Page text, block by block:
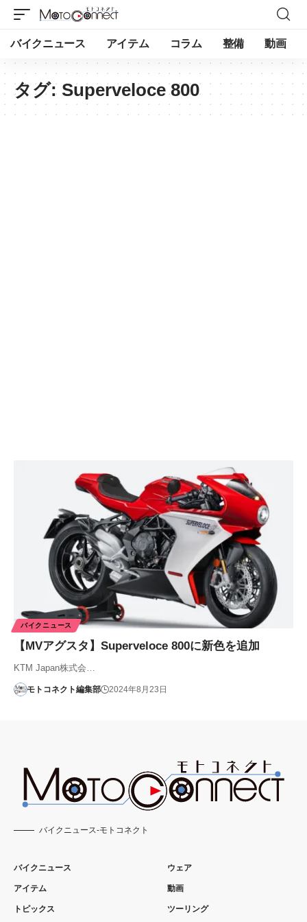
バイクニュース アイテム コラム 整備 動画
タグ: Superveloce 800
バイクニュース
【MVアグスタ】Superveloce 800に新色を追加
KTM Japan株式会…
モトコネクト編集部 2024年8月23日
バイクニュース-モトコネクト
バイクニュース
アイテム
トピックス
ウェア
動画
ツーリング